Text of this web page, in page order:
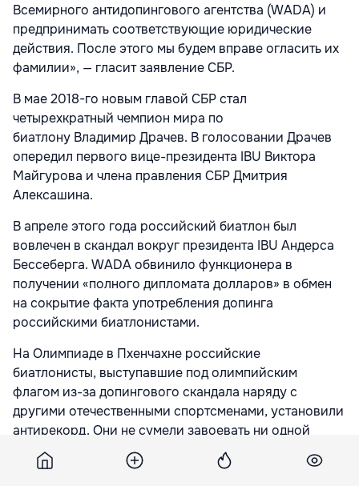
Всемирного антидопингового агентства (WADA) и
предпринимать соответствующие юридические
действия. После этого мы будем вправе огласить их
фамилии», — гласит заявление СБР.
В мае 2018-го новым главой СБР стал
четырехкратный чемпион мира по
биатлону Владимир Драчев. В голосовании Драчев
опередил первого вице-президента IBU Виктора
Майгурова и члена правления СБР Дмитрия
Алексашина.
В апреле этого года российский биатлон был
вовлечен в скандал вокруг президента IBU Андерса
Бессеберга. WADA обвинило функционера в
получении «полного дипломата долларов» в обмен
на сокрытие факта употребления допинга
российскими биатлонистами.
На Олимпиаде в Пхенчахне российские
биатлонисты, выступавшие под олимпийским
флагом из-за допингового скандала наряду с
другими отечественными спортсменами, установили
антирекорд. Они не сумели завоевать ни одной
медали.